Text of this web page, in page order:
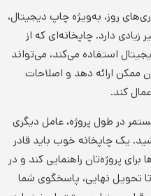
روز، به‌ویژه چاپ دیجیتال،
زیادی دارد. چاپخانه‌ای که از
استفاده می‌کند، می‌تواند
ممکن ارائه دهد و اصلاحات
کند.
در طول پروژه، عامل دیگری
یک چاپخانه خوب باید قادر
پروژه‌تان راهنمایی کند و در
تا تحویل نهایی، پاسخگوی شما